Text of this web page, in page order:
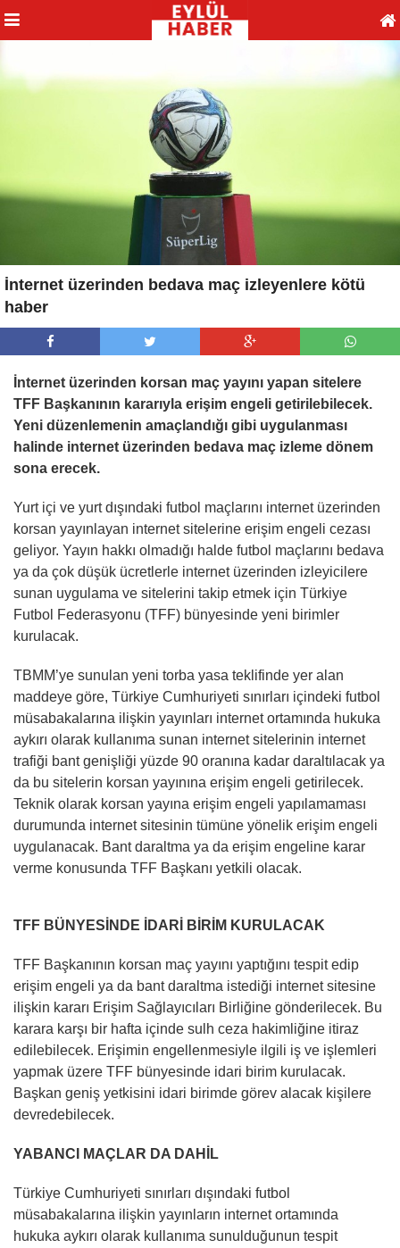
İnternet üzerinden bedava maç izleyenlere kötü
haber
İnternet üzerinden korsan maç yayını yapan sitelere
TFF Başkanının kararıyla erişim engeli getirilebilecek.
Yeni düzenlemenin amaçlandığı gibi uygulanması
halinde internet üzerinden bedava maç izleme dönem
sona erecek.
Yurt içi ve yurt dışındaki futbol maçlarını internet üzerinden
korsan yayınlayan internet sitelerine erişim engeli cezası
geliyor. Yayın hakkı olmadığı halde futbol maçlarını bedava
ya da çok düşük ücretlerle internet üzerinden izleyicilere
sunan uygulama ve sitelerini takip etmek için Türkiye
Futbol Federasyonu (TFF) bünyesinde yeni birimler
kurulacak.
TBMM’ye sunulan yeni torba yasa teklifinde yer alan
maddeye göre, Türkiye Cumhuriyeti sınırları içindeki futbol
müsabakalarına ilişkin yayınları internet ortamında hukuka
aykırı olarak kullanıma sunan internet sitelerinin internet
trafiği bant genişliği yüzde 90 oranına kadar daraltılacak ya
da bu sitelerin korsan yayınına erişim engeli getirilecek.
Teknik olarak korsan yayına erişim engeli yapılamaması
durumunda internet sitesinin tümüne yönelik erişim engeli
uygulanacak. Bant daraltma ya da erişim engeline karar
verme konusunda TFF Başkanı yetkili olacak.
TFF BÜNYESİNDE İDARİ BİRİM KURULACAK
TFF Başkanının korsan maç yayını yaptığını tespit edip
erişim engeli ya da bant daraltma istediği internet sitesine
ilişkin kararı Erişim Sağlayıcıları Birliğine gönderilecek. Bu
karara karşı bir hafta içinde sulh ceza hakimliğine itiraz
edilebilecek. Erişimin engellenmesiyle ilgili iş ve işlemleri
yapmak üzere TFF bünyesinde idari birim kurulacak.
Başkan geniş yetkisini idari birimde görev alacak kişilere
devredebilecek.
YABANCI MAÇLAR DA DAHİL
Türkiye Cumhuriyeti sınırları dışındaki futbol
müsabakalarına ilişkin yayınların internet ortamında
hukuka aykırı olarak kullanıma sunulduğunun tespit